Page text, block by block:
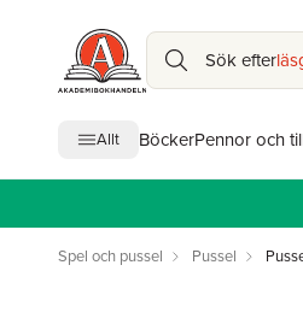
Sök efter
Allt BöckerPennor och
Spel och pussel Pussel